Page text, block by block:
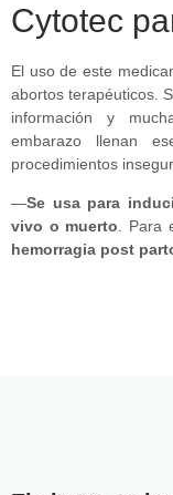
Cytotec
El uso de este
abortos terapéuticos.
información y
embarazo llenan
procedimientos
—Se usa para
vivo o muerto .
hemorragia post